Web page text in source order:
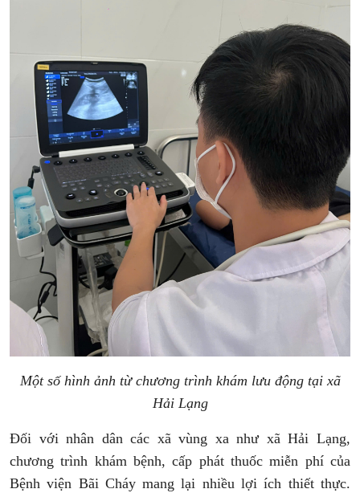
Một số hình ảnh từ chương trình khám lưu động tại xã
Hải Lạng
Đối với nhân dân các xã vùng xa như xã Hải Lạng,
chương trình khám bệnh, cấp phát thuốc miễn phí của
Bệnh viện Bãi Cháy mang lại nhiều lợi ích thiết thực.